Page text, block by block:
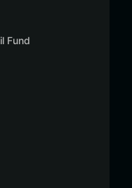
Fund